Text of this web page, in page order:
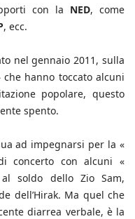
con la NED, come
, ecc.
nel gennaio 2011, sulla
hanno toccato alcuni
popolare, questo
spento.
ad impegnarsi per la «
concerto con alcuni «
soldo dello Zio Sam,
dell’Hirak. Ma quel che
diarrea verbale, è la